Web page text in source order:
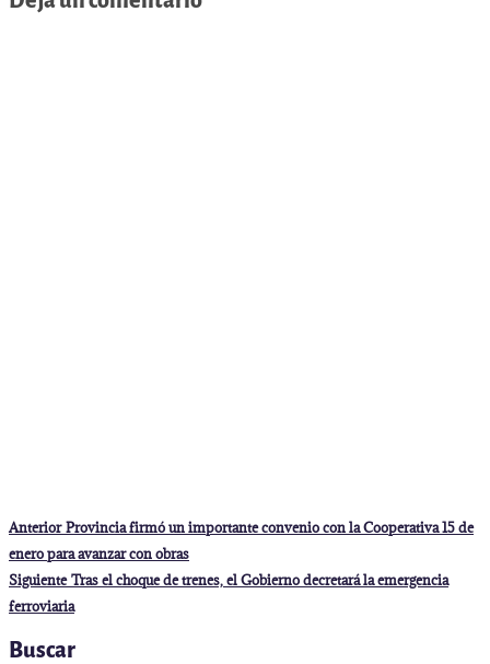
Navegación
de
entradas
Anterior Entrada
Provincia firmó un importante convenio con la Cooperativa 15 de
enero para avanzar con obras
Siguiente Entrada
Tras el choque de trenes, el Gobierno decretará la emergencia
ferroviaria
Buscar